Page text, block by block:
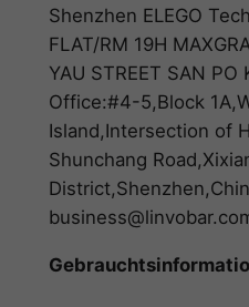
Shenzhen ELEGO
FLAT/RM 19H
YAU STREET SAN PO
Office:#4-5,Block
Island,Intersection of
Shunchang